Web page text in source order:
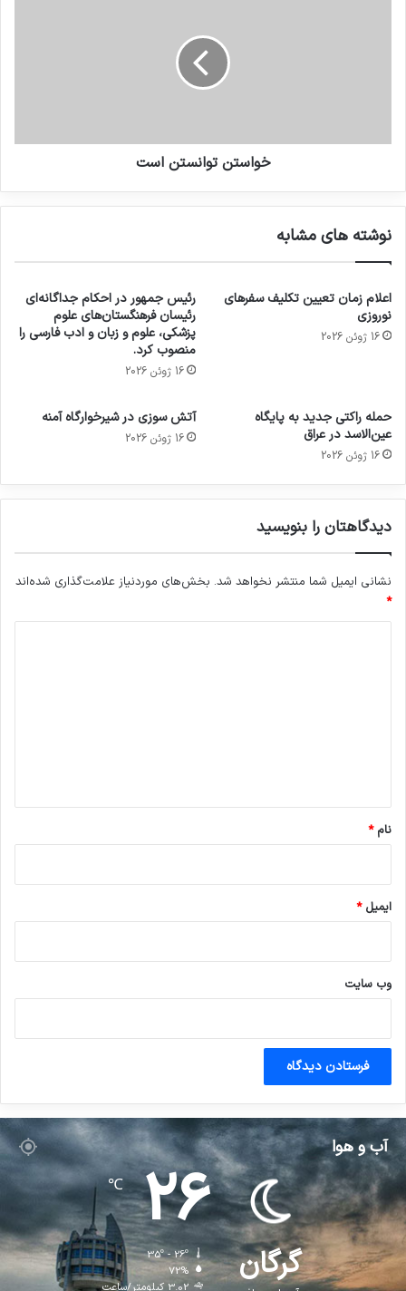
خواستن توانستن است
نوشته های مشابه
اعلام زمان تعیین تکلیف سفرهای
نوروزی
16 ژوئن 2026
رئیس جمهور در احکام جداگانه‌ای
رئیسان فرهنگستان‌های علوم
پزشکی، علوم و زبان و ادب فارسی را
منصوب کرد.
16 ژوئن 2026
حمله راکتی جدید به پایگاه
عین‌الاسد در عراق
16 ژوئن 2026
آتش سوزی در شیرخوارگاه آمنه
16 ژوئن 2026
دیدگاهتان را بنویسید
نشانی ایمیل شما منتشر نخواهد شد. بخش‌های موردنیاز علامت‌گذاری شده‌اند
*
نام*
ایمیل*
وب‌ سایت
آب و هوا
گرگان
26
℃
35º - 26º
72%
3.02 کیلومتر/ساعت